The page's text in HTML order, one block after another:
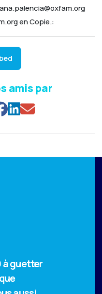
en Copie.:
amis par
à guetter